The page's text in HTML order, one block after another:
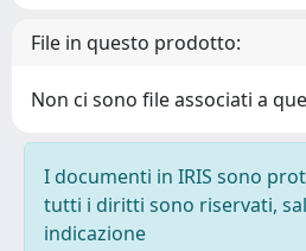
File in questo prodotto:
Non ci sono file associati a
I documenti in IRIS sono
tutti i diritti sono riservati,
indicazione